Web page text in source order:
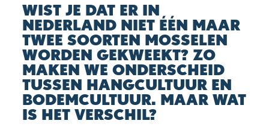
WIST JE DAT ER IN
NEDERLAND NIET ÉÉN MAAR
TWEE SOORTEN MOSSELEN
WORDEN GEKWEEKT? ZO
MAKEN WE ONDERSCHEID
TUSSEN HANGCULTUUR EN
BODEMCULTUUR. MAAR WAT
IS HET VERSCHIL?